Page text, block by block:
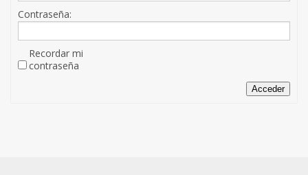
Contraseña:
Recordar mi
contraseña
Acceder